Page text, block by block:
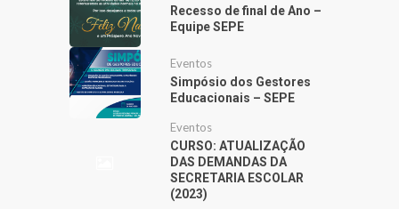
Recesso de final de Ano –
Equipe SEPE
Eventos
Simpósio dos Gestores
Educacionais – SEPE
Eventos
CURSO: ATUALIZAÇÃO
DAS DEMANDAS DA
SECRETARIA ESCOLAR
(2023)